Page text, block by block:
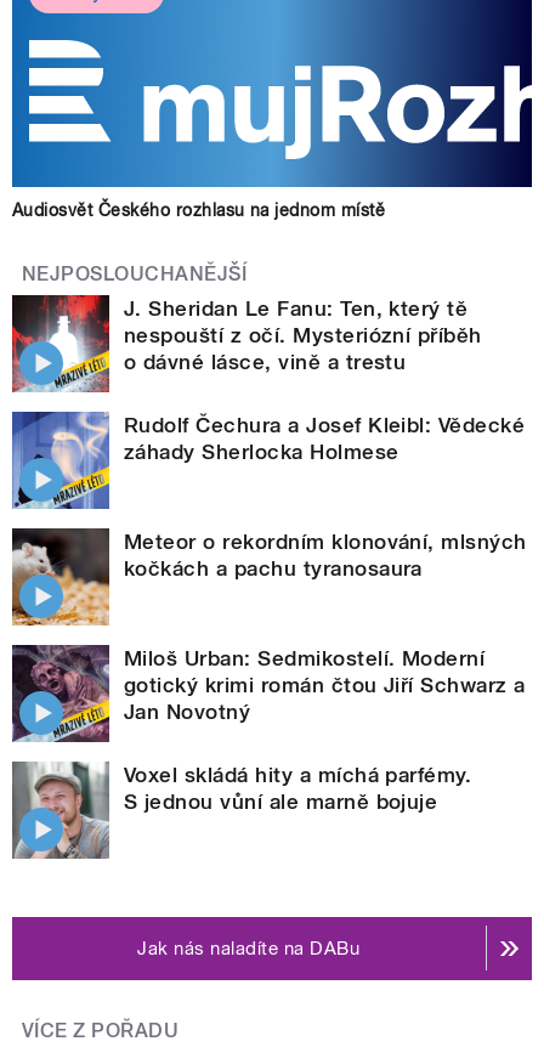
Audiosvět Českého rozhlasu na jednom místě
NEJPOSLOUCHANĚJŠÍ
J. Sheridan Le Fanu: Ten, který tě
nespouští z očí. Mysteriózní příběh
o dávné lásce, vině a trestu
Rudolf Čechura a Josef Kleibl: Vědecké
záhady Sherlocka Holmese
Meteor o rekordním klonování, mlsných
kočkách a pachu tyranosaura
Miloš Urban: Sedmikostelí. Moderní
gotický krimi román čtou Jiří Schwarz a
Jan Novotný
Voxel skládá hity a míchá parfémy.
S jednou vůní ale marně bojuje
Jak nás naladíte na DABu
VÍCE Z POŘADU